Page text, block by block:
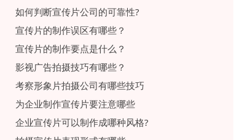
如何判断宣传片公司的可靠性?
宣传片的制作误区有哪些？
宣传片的制作要点是什么？
影视广告拍摄技巧有哪些？
考察形象片拍摄公司有哪些技巧
为企业制作宣传片要注意哪些
企业宣传片可以制作成哪种风格?